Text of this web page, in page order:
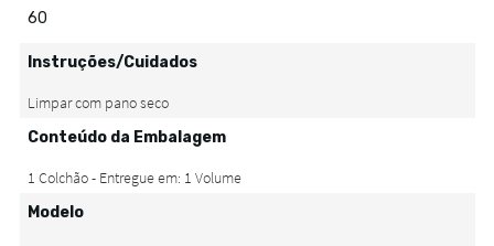
60
Instruções/Cuidados
Conteúdo da Embalagem
Modelo